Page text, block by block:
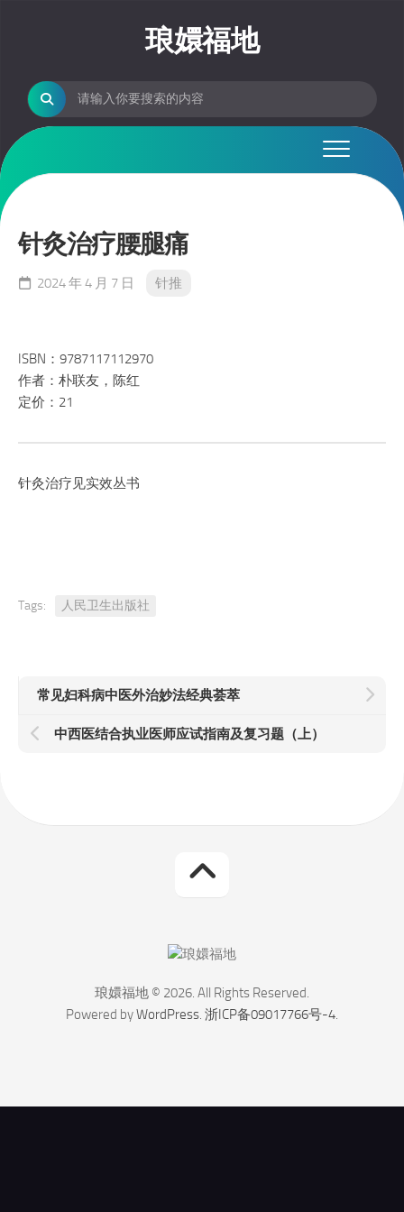
琅嬛福地
针灸治疗腰腿痛
2024 年 4 月 7 日 针推
ISBN：9787117112970
作者：朴联友，陈红
定价：21
针灸治疗见实效丛书
Tags: 人民卫生出版社
常见妇科病中医外治妙法经典荟萃
中西医结合执业医师应试指南及复习题（上）
琅嬛福地 © 2026. All Rights Reserved.
Powered byWordPress. 浙ICP备09017766号-4.